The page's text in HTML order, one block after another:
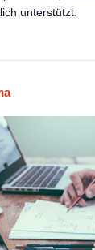
unterstützt.